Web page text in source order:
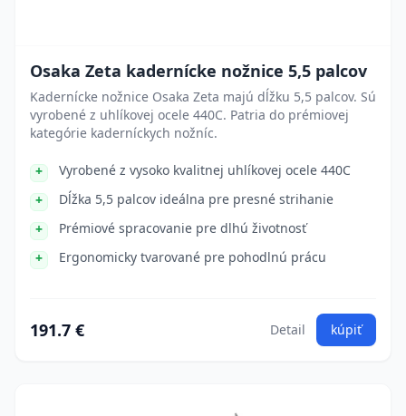
Osaka Zeta kadernícke nožnice 5,5 palcov
Kadernícke nožnice Osaka Zeta majú dĺžku 5,5 palcov. Sú
vyrobené z uhlíkovej ocele 440C. Patria do prémiovej
kategórie kaderníckych nožníc.
Vyrobené z vysoko kvalitnej uhlíkovej ocele 440C
Dĺžka 5,5 palcov ideálna pre presné strihanie
Prémiové spracovanie pre dlhú životnosť
Ergonomicky tvarované pre pohodlnú prácu
191.7 € Detail kúpiť